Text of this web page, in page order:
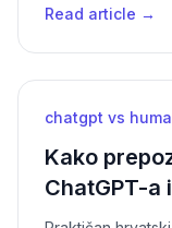
Read article →
chatgpt vs
Kako
ChatGPT-a